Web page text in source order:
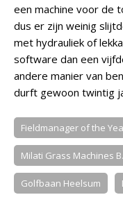
een machine voor de
dus er zijn weinig
met hydrauliek of
software dan een
andere manier van
durft gewoon twintig
Fieldmanager of the
Milati Grass Machines
Golfbaan Heelsum